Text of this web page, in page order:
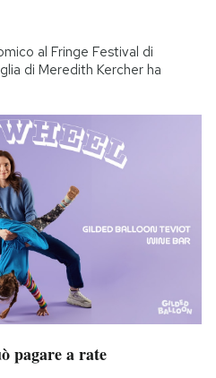
al Fringe Festival di
di Meredith Kercher ha
pagare a rate